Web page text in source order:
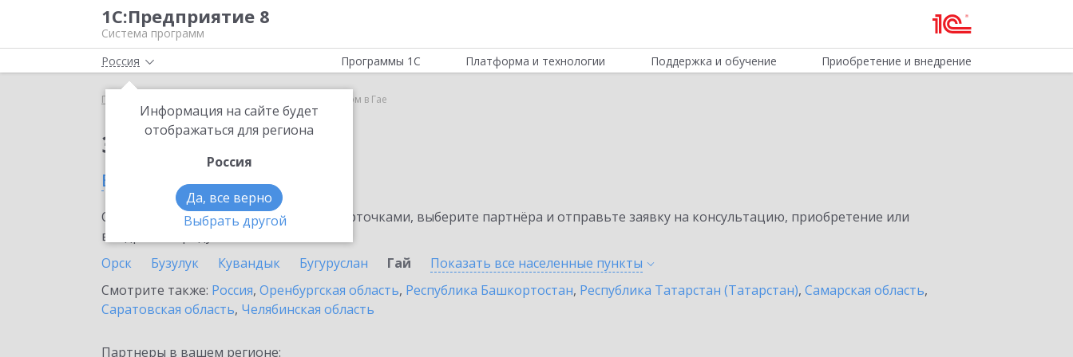
1С:Предприятие 8
Система программ
Россия
Информация на сайте будет
отображаться для региона
Россия
Да, все верно
Выбрать другой
Программы 1С Платформа и технологии Поддержка и обучение Приобретение и внедрение
Главная 1С-Такском в Гае
Заказать 1С-Такском
в Гае
Ознакомьтесь с информационными карточками, выберите партнёра и отправьте заявку на консультацию, приобретение или
внедрение продукта.
Орск
Бузулук Кувандык Бугуруслан Гай Показать все населенные пункты
Смотрите также: Россия, Оренбургская область, Республика Башкортостан, Республика Татарстан (Татарстан), Самарская область,
Саратовская область, Челябинская область
Партнеры в вашем регионе: